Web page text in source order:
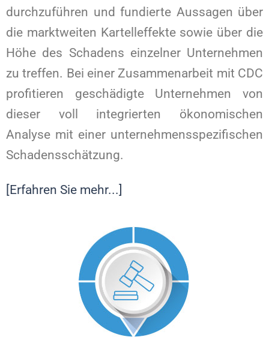
durchzuführen und fundierte Aussagen über
die marktweiten Kartelleffekte sowie über die
Höhe des Schadens einzelner Unternehmen
zu treffen. Bei einer Zusammenarbeit mit CDC
profitieren geschädigte Unternehmen von
dieser voll integrierten ökonomischen
Analyse mit einer unternehmensspezifischen
Schadensschätzung.
[Erfahren Sie mehr...]